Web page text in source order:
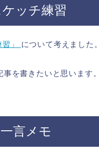
ッチ練習
習」 について考えました。
を書きたいと思います。
言メモ